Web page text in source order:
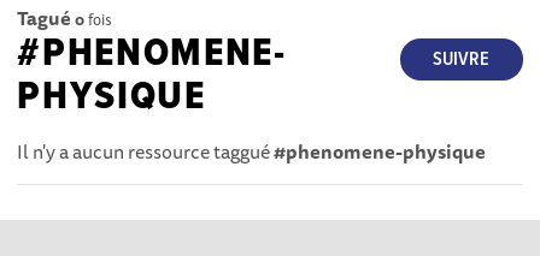
Tagué 0fois
SUIVRE
#PHENOMENE-
PHYSIQUE
Il n'y a aucun ressource taggué#phenomene-physique